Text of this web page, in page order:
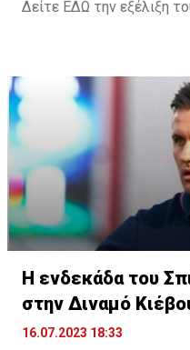
Δείτε ΕΔΩ την εξέλιξη
Η ενδεκάδα του
στην Διναμό
16.07.2023 18:33